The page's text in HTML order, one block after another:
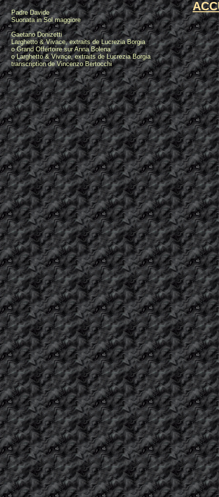
Padre Davide
Suonata in Sol maggiore
Gaetano Donizetti
Larghetto & Vivace, extraits de Lucrezia Borgia
o Grand Offertoire sur Anna Bolena
o Larghetto & Vivace, extraits de Lucrezia Borgia
transcription de Vincenzo Bertocchi